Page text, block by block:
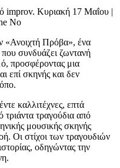
improv. Κυριακή 17 Μαΐου |
No
«Ανοιχτή Πρόβα», ένα
συνδυάζει ζωντανή
προσφέροντας μια
επί σκηνής και δεν
καλλιτέχνες, επτά
τραγούδια από
μουσικής σκηνής
Οι στίχοι των τραγουδιών
οδηγώντας την